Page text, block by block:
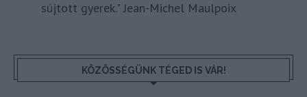
sújtott gyerek." Jean-Michel Maulpoix
KÖZÖSSÉGÜNK TÉGED IS VÁR!